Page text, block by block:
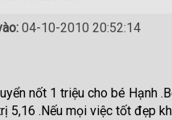
04-10-2010 20:52:14
nốt 1 triệu cho bé Hạnh
5,16 .Nếu mọi việc tốt đẹp